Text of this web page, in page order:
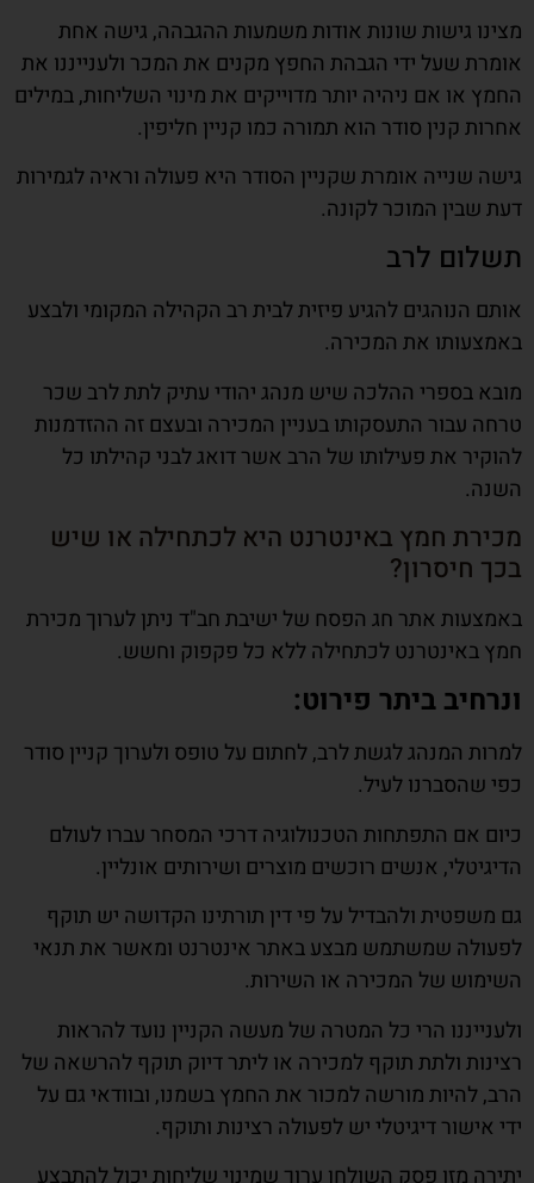
מצינו גישות שונות אודות משמעות ההגבהה, גישה אחת
אומרת שעל ידי הגבהת החפץ מקנים את המכר ולענייננו את
החמץ או אם ניהיה יותר מדוייקים את מינוי השליחות, במילים
אחרות קנין סודר הוא תמורה כמו קניין חליפין.
גישה שנייה אומרת שקניין הסודר היא פעולה וראיה לגמירות
דעת שבין המוכר לקונה.
תשלום לרב
אותם הנוהגים להגיע פיזית לבית רב הקהילה המקומי ולבצע
באמצעותו את המכירה.
מובא בספרי ההלכה שיש מנהג יהודי עתיק לתת לרב שכר
טרחה עבור התעסקותו בעניין המכירה ובעצם זה ההזדמנות
להוקיר את פעילותו של הרב אשר דואג לבני קהילתו כל
השנה.
מכירת חמץ באינטרנט היא לכתחילה או שיש
בכך חיסרון?
באמצעות אתר חג הפסח של ישיבת חב"ד ניתן לערוך מכירת
חמץ באינטרנט לכתחילה ללא כל פקפוק וחשש.
ונרחיב ביתר פירוט:
למרות המנהג לגשת לרב, לחתום על טופס ולערוך קניין סודר
כפי שהסברנו לעיל.
כיום אם התפתחות הטכנולוגיה דרכי המסחר עברו לעולם
הדיגיטלי, אנשים רוכשים מוצרים ושירותים אונליין.
גם משפטית ולהבדיל על פי דין תורתינו הקדושה יש תוקף
לפעולה שמשתמש מבצע באתר אינטרנט ומאשר את תנאי
השימוש של המכירה או השירות.
ולענייננו הרי כל המטרה של מעשה הקניין נועד להראות
רצינות ולתת תוקף למכירה או ליתר דיוק תוקף להרשאה של
הרב, להיות מורשה למכור את החמץ בשמנו, ובוודאי גם על
ידי אישור דיגיטלי יש לפעולה רצינות ותוקף.
יתירה מזו פסק השולחן ערוך שמינוי שליחות יכול להתבצע